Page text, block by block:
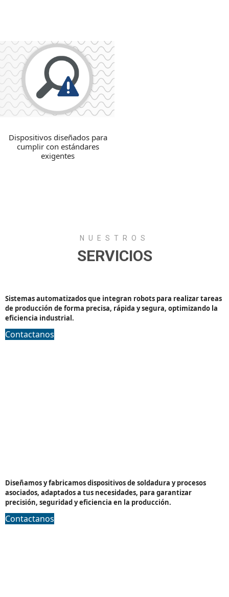
Dispositivos diseñados para
cumplir con estándares
exigentes
NUESTROS
SERVICIOS
Sistemas automatizados que integran robots para realizar tareas
de producción de forma precisa, rápida y segura, optimizando la
eficiencia industrial.
Contactanos
Diseñamos y fabricamos dispositivos de soldadura y procesos
asociados, adaptados a tus necesidades, para garantizar
precisión, seguridad y eficiencia en la producción.
Contactanos